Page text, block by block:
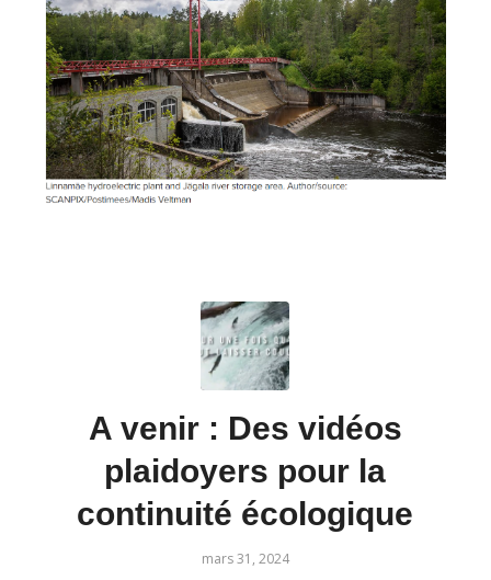
A venir : Des vidéos
plaidoyers pour la
continuité écologique
mars 31, 2024